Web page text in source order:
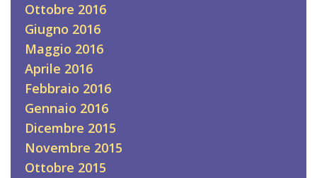
Ottobre 2016
Giugno 2016
Maggio 2016
Aprile 2016
Febbraio 2016
Gennaio 2016
Dicembre 2015
Novembre 2015
Ottobre 2015